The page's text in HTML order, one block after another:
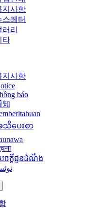
지사항
스레터
러리
타
지사항
báo
知
ပေးစာ
ចក្តីជូនដំណឹង